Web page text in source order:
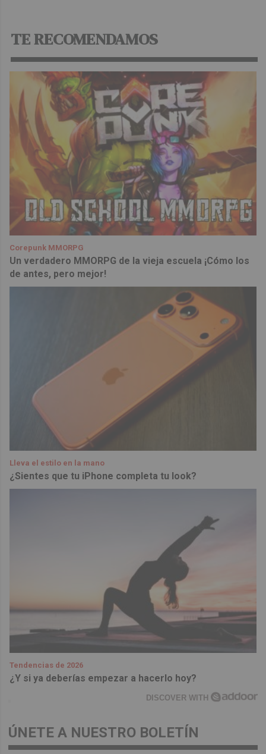
TE RECOMENDAMOS
Corepunk MMORPG
Un verdadero MMORPG de la vieja escuela ¡Cómo los
de antes, pero mejor!
Lleva el estilo en la mano
¿Sientes que tu iPhone completa tu look?
Tendencias de 2026
¿Y si ya deberías empezar a hacerlo hoy?
DISCOVER WITH
ÚNETE A NUESTRO BOLETÍN